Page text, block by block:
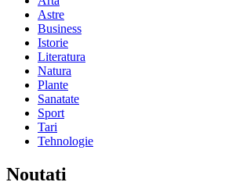
Astre
Business
Istorie
Literatura
Natura
Plante
Sanatate
Sport
Tari
Tehnologie
Noutati